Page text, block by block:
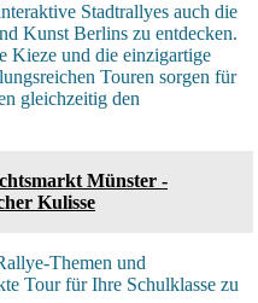
Stadtrallyes auch die
Kunst Berlins zu entdecken.
Kieze und die einzigartige
Touren sorgen für
gleichzeitig den
Münster -
Kulisse
Themen und
Tour für Ihre Schulklasse zu